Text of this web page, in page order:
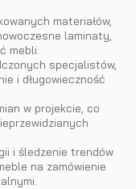
materiałów,
laminaty,
mebli.
specjalistów,
i długowieczność
w projekcie, co
i śledzenie trendów
na zamówienie